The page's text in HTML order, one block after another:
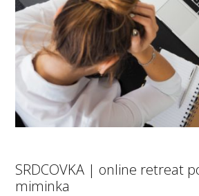
SRDCOVKA | online retreat
miminka